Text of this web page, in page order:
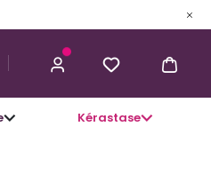
Kérastase
J’ACHÈTE